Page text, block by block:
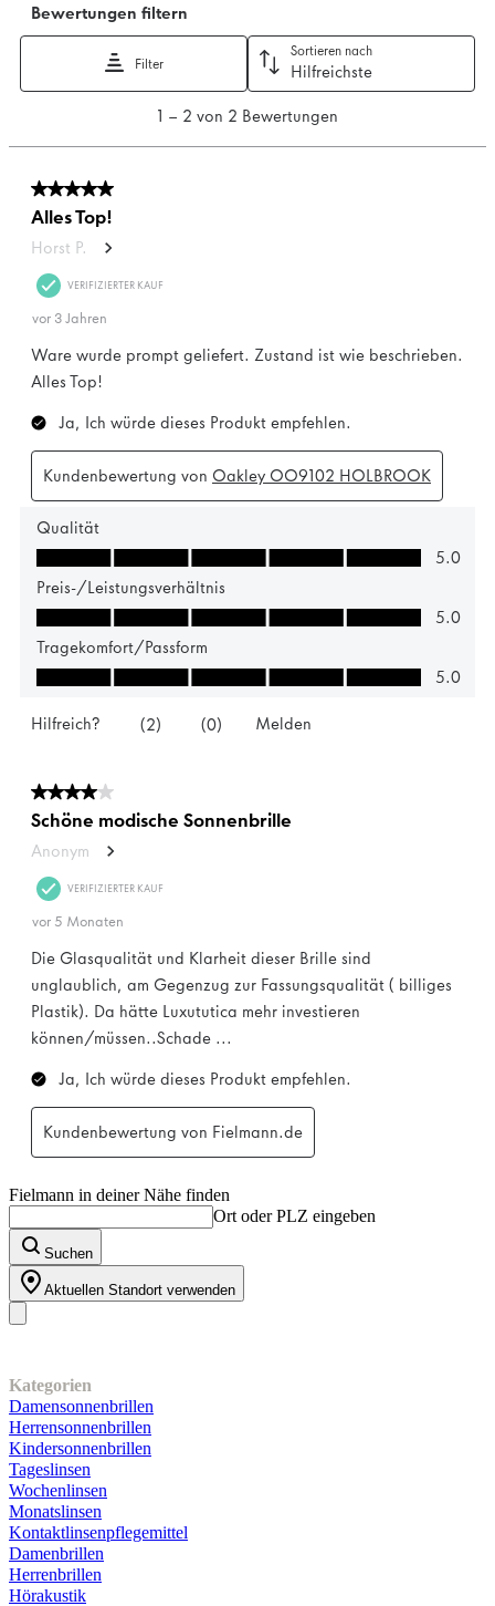
Fielmann in deiner Nähe finden
Ort oder PLZ eingeben
Suchen
Aktuellen Standort verwenden
Kategorien
Damensonnenbrillen
Herrensonnenbrillen
Kindersonnenbrillen
Tageslinsen
Wochenlinsen
Monatslinsen
Kontaktlinsenpflegemittel
Damenbrillen
Herrenbrillen
Hörakustik